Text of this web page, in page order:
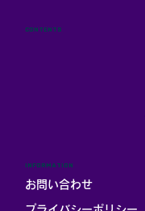
CONTENTS
INFORMATION
お問い合わせ